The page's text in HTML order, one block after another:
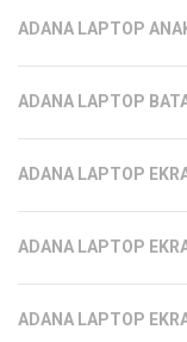
ADANA LAPTOP
ADANA LAPTOP
ADANA LAPTOP
ADANA LAPTOP
ADANA LAPTOP